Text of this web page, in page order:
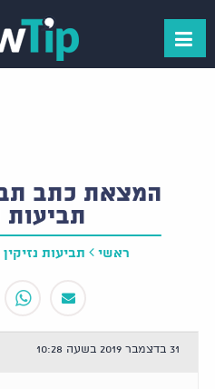
המצאת כתב
תביעות
ראשי תביעות נזיקין
31 בדצמבר 2019 בשעה 10:28